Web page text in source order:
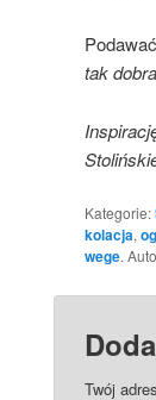
tak
Kategorie:
kolacja,
wege.
Twój